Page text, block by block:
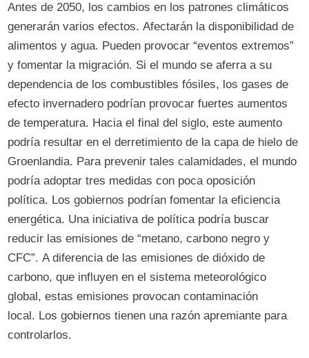
Antes de 2050, los cambios en los patrones climáticos
generarán varios efectos. Afectarán la disponibilidad de
alimentos y agua. Pueden provocar “eventos extremos”
y fomentar la migración. Si el mundo se aferra a su
dependencia de los combustibles fósiles, los gases de
efecto invernadero podrían provocar fuertes aumentos
de temperatura. Hacia el final del siglo, este aumento
podría resultar en el derretimiento de la capa de hielo de
Groenlandia. Para prevenir tales calamidades, el mundo
podría adoptar tres medidas con poca oposición
política. Los gobiernos podrían fomentar la eficiencia
energética. Una iniciativa de política podría buscar
reducir las emisiones de “metano, carbono negro y
CFC”. A diferencia de las emisiones de dióxido de
carbono, que influyen en el sistema meteorológico
global, estas emisiones provocan contaminación
local. Los gobiernos tienen una razón apremiante para
controlarlos.